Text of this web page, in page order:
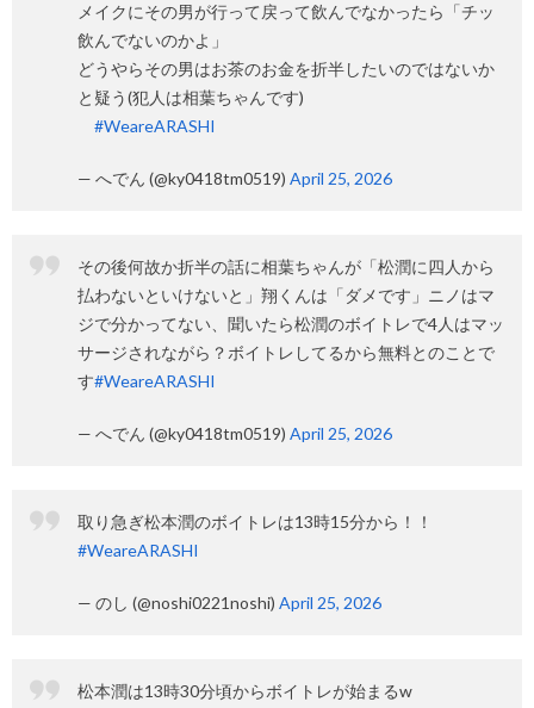
メイクにその男が行って戻って飲んでなかったら「チッ
飲んでないのかよ」
どうやらその男はお茶のお金を折半したいのではないか
と疑う(犯人は相葉ちゃんです)
#WeareARASHI
— へでん (@ky0418tm0519) April 25, 2026
その後何故か折半の話に相葉ちゃんが「松潤に四人から
払わないといけないと」翔くんは「ダメです」ニノはマ
ジで分かってない、聞いたら松潤のボイトレで4人はマッ
サージされながら？ボイトレしてるから無料とのことで
す#WeareARASHI
— へでん (@ky0418tm0519) April 25, 2026
取り急ぎ松本潤のボイトレは13時15分から！！
#WeareARASHI
— のし (@noshi0221noshi) April 25, 2026
松本潤は13時30分頃からボイトレが始まるw